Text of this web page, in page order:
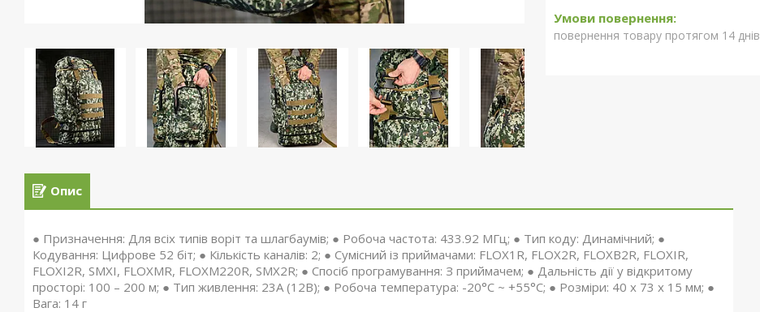
повернення товару протягом 14 днів
Опис
● Призначення: Для всіх типів воріт та шлагбаумів; ● Робоча частота: 433.92 МГц; ● Тип коду: Динамічний; ●
Кодування: Цифрове 52 біт; ● Кількість каналів: 2; ● Сумісний із приймачами: FLOX1R, FLOX2R, FLOXB2R, FLOXIR,
FLOXI2R, SMXI, FLOXMR, FLOXM220R, SMX2R; ● Спосіб програмування: З приймачем; ● Дальність дії у відкритому
просторі: 100 – 200 м; ● Тип живлення: 23A (12В); ● Робоча температура: -20°C ~ +55°C; ● Розміри: 40 x 73 x 15 мм; ●
Вага: 14 г